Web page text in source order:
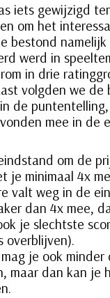
iets gewijzigd
om het
bestond
werd in
in drie
volgden we de
de
mee in de
om de
je minimaal 4x
valt weg in de
dan 4x mee,
je slechtste
overblijven).
je ook minder
maar dan kan je